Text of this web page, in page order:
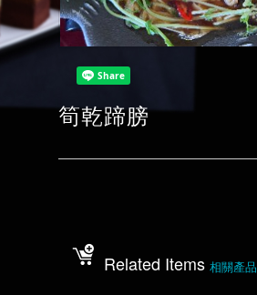
筍乾蹄膀
Related Items 相關產品